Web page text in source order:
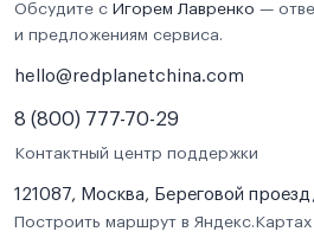
Обсудите с Игорем Лавренко —
и предложениям сервиса.
hello@redplanetchina.com
8 (800) 777-70-29
Контактный центр поддержки
121087, Москва, Береговой
Построить маршрут в Яндекс.Картах